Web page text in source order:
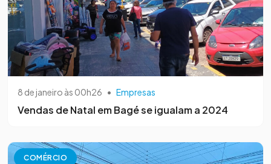
8 de janeiro às 00h26 • Empresas
Vendas de Natal em Bagé se igualam a 2024
COMÉRCIO